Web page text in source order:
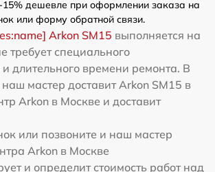
-15% дешевле при оформлении заказа на
или форму обратной связи.
Arkon SM15 выполняется на
требует специального
длительного времени ремонта. В
мастер доставит Arkon SM15 в
Arkon в Москве и доставит
или позвоните и наш мастер
Arkon в Москве
и определит стоимость работ над